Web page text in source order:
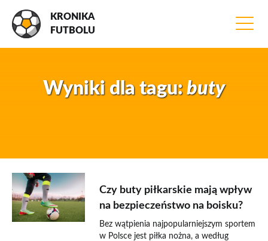
KRONIKA
FUTBOLU
Wyniki dla tagu:buty
Czy buty piłkarskie mają wpływ
na bezpieczeństwo na boisku?
Bez wątpienia najpopularniejszym sportem
w Polsce jest piłka nożna, a według